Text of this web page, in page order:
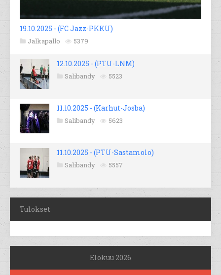
19.10.2025 - (FC Jazz-PKKU)
Jalkapallo 5379
12.10.2025 - (PTU-LNM)
Salibandy 5523
11.10.2025 - (Karhut-Josba)
Salibandy 5623
11.10.2025 - (PTU-Sastamolo)
Salibandy 5557
Tulokset
Elokuu 2026